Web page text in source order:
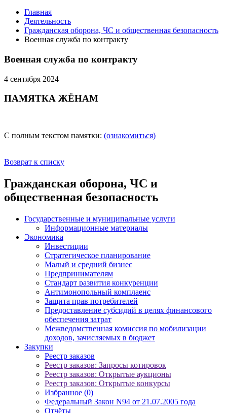
Главная
Деятельность
Гражданская оборона, ЧС и общественная безопасность
Военная служба по контракту
Военная служба по контракту
4 сентября 2024
ПАМЯТКА ЖЁНАМ
С полным текстом памятки: (ознакомиться)
Возврат к списку
Гражданская оборона, ЧС и
общественная безопасность
Государственные и муниципальные услуги
Информационные материалы
Экономика
Инвестиции
Стратегическое планирование
Малый и средний бизнес
Предпринимателям
Стандарт развития конкуренции
Антимонопольный комплаенс
Защита прав потребителей
Предоставление субсидий в целях финансового
обеспечения затрат
Межведомственная комиссия по мобилизации
доходов, зачисляемых в бюджет
Закупки
Реестр заказов
Реестр заказов: Запросы котировок
Реестр заказов: Открытые аукционы
Реестр заказов: Открытые конкурсы
Избранное (0)
Федеральный Закон N94 от 21.07.2005 года
Отчёты